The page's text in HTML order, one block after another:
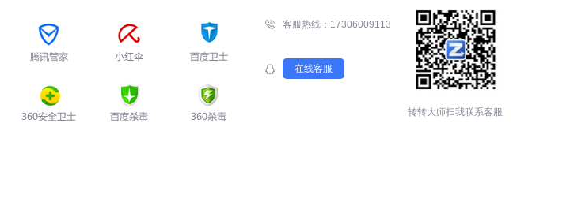
客服热线：17306009113
在线客服
转转大师扫我联系客服